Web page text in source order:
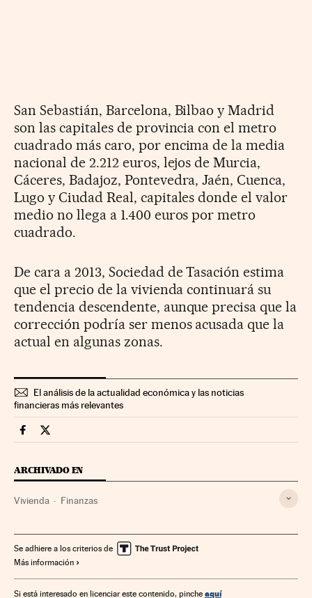
San Sebastián, Barcelona, Bilbao y Madrid
son las capitales de provincia con el metro
cuadrado más caro, por encima de la media
nacional de 2.212 euros, lejos de Murcia,
Cáceres, Badajoz, Pontevedra, Jaén, Cuenca,
Lugo y Ciudad Real, capitales donde el valor
medio no llega a 1.400 euros por metro
cuadrado.
De cara a 2013, Sociedad de Tasación estima
que el precio de la vivienda continuará su
tendencia descendente, aunque precisa que la
corrección podría ser menos acusada que la
actual en algunas zonas.
El análisis de la actualidad económica y las noticias
financieras más relevantes
Economia Cinco Días en Facebook
Economia Cinco Días en Twitter
ARCHIVADO EN
Vivienda Finanzas
Se adhiere a los criterios de
Más información
Si está interesado en licenciar este contenido, pinche aquí